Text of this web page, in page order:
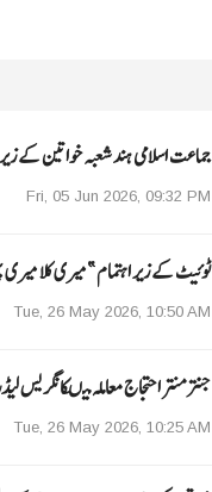
جماعت اسلامی ہند شعبہ خواتین کے زیر
Fri, 05 Jun 2026, 09:32 PM
ٹوئیٹ کے زیر اہتمام ”میری کلا
Tue, 26 May 2026, 10:50 AM
جنتر منتر احتجاج معاملہ میںکانگریس
Tue, 26 May 2026, 10:25 AM